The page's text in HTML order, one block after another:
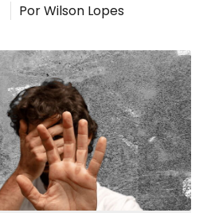
Por Wilson Lopes